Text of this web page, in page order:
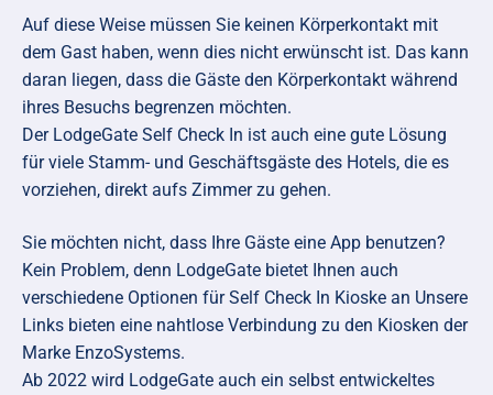
Auf diese Weise müssen Sie keinen Körperkontakt mit
dem Gast haben, wenn dies nicht erwünscht ist. Das kann
daran liegen, dass die Gäste den Körperkontakt während
ihres Besuchs begrenzen möchten.
Der LodgeGate Self Check In ist auch eine gute Lösung
für viele Stamm- und Geschäftsgäste des Hotels, die es
vorziehen, direkt aufs Zimmer zu gehen.
Sie möchten nicht, dass Ihre Gäste eine App benutzen?
Kein Problem, denn LodgeGate bietet Ihnen auch
verschiedene Optionen für Self Check In Kioske an Unsere
Links bieten eine nahtlose Verbindung zu den Kiosken der
Marke EnzoSystems.
Ab 2022 wird LodgeGate auch ein selbst entwickeltes